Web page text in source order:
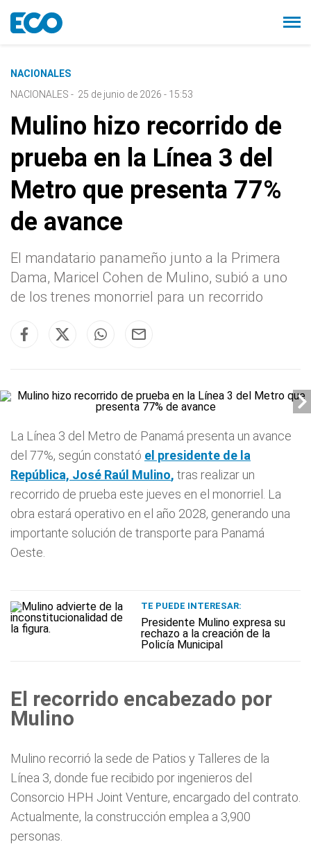
NACIONALES
NACIONALES - 25 de junio de 2026 - 15:53
Mulino hizo recorrido de
prueba en la Línea 3 del
Metro que presenta 77%
de avance
El mandatario panameño junto a la Primera
Dama, Maricel Cohen de Mulino, subió a uno
de los trenes monorriel para un recorrido
La Línea 3 del Metro de Panamá presenta un avance
del 77%, según constató el presidente de la
República, José Raúl Mulino, tras realizar un
recorrido de prueba este jueves en el monorriel. La
obra estará operativo en el año 2028, generando una
importante solución de transporte para Panamá
Oeste.
TE PUEDE INTERESAR:
Presidente Mulino expresa su
rechazo a la creación de la
Policía Municipal
El recorrido encabezado por
Mulino
Mulino recorrió la sede de Patios y Talleres de la
Línea 3, donde fue recibido por ingenieros del
Consorcio HPH Joint Venture, encargado del contrato.
Actualmente, la construcción emplea a 3,900
personas.